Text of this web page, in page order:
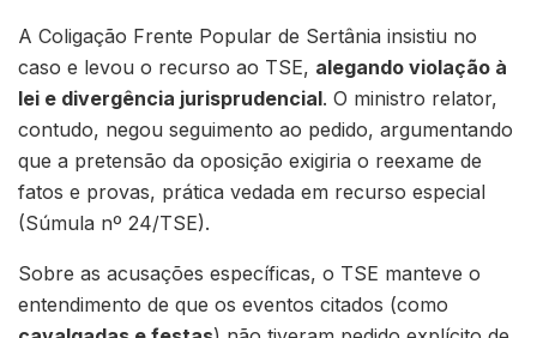
A Coligação Frente Popular de Sertânia insistiu no
caso e levou o recurso ao TSE, alegando violação à
lei e divergência jurisprudencial. O ministro relator,
contudo, negou seguimento ao pedido, argumentando
que a pretensão da oposição exigiria o reexame de
fatos e provas, prática vedada em recurso especial
(Súmula nº 24/TSE).
Sobre as acusações específicas, o TSE manteve o
entendimento de que os eventos citados (como